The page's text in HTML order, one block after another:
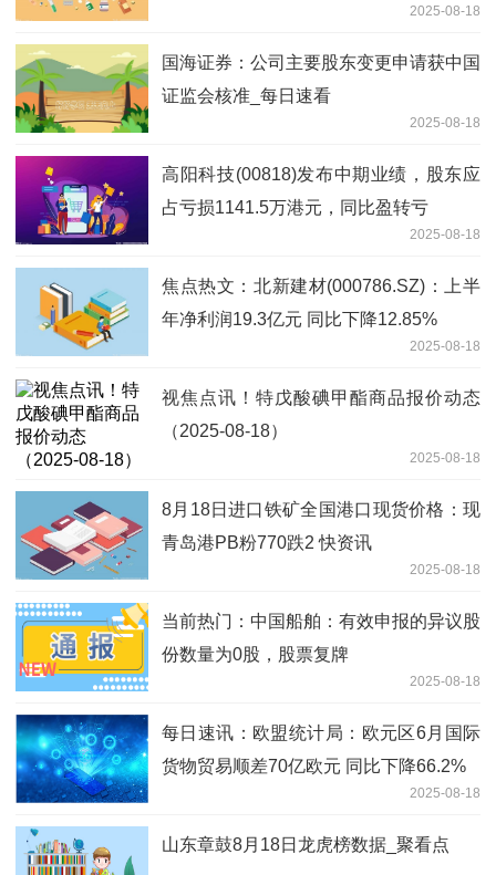
2025-08-18
国海证券：公司主要股东变更申请获中国
证监会核准_每日速看
2025-08-18
高阳科技(00818)发布中期业绩，股东应
占亏损1141.5万港元，同比盈转亏
2025-08-18
焦点热文：北新建材(000786.SZ)：上半
年净利润19.3亿元 同比下降12.85%
2025-08-18
视焦点讯！特戊酸碘甲酯商品报价动态
（2025-08-18）
2025-08-18
8月18日进口铁矿全国港口现货价格：现
青岛港PB粉770跌2 快资讯
2025-08-18
当前热门：中国船舶：有效申报的异议股
份数量为0股，股票复牌
2025-08-18
每日速讯：欧盟统计局：欧元区6月国际
货物贸易顺差70亿欧元 同比下降66.2%
2025-08-18
山东章鼓8月18日龙虎榜数据_聚看点